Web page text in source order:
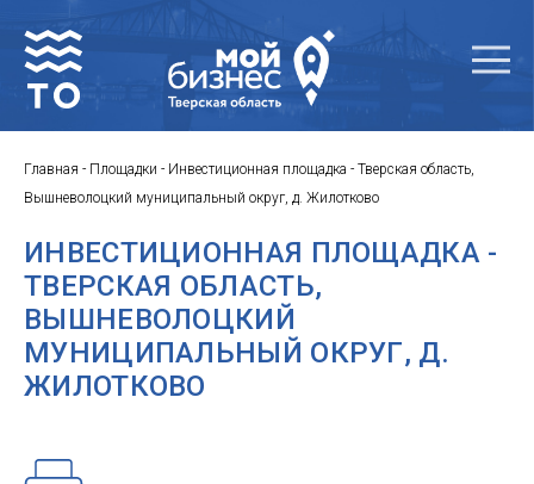
Главная - Площадки - Инвестиционная площадка - Тверская область,
Вышневолоцкий муниципальный округ, д. Жилотково
ИНВЕСТИЦИОННАЯ ПЛОЩАДКА -
ТВЕРСКАЯ ОБЛАСТЬ,
ВЫШНЕВОЛОЦКИЙ
МУНИЦИПАЛЬНЫЙ ОКРУГ, Д.
ЖИЛОТКОВО